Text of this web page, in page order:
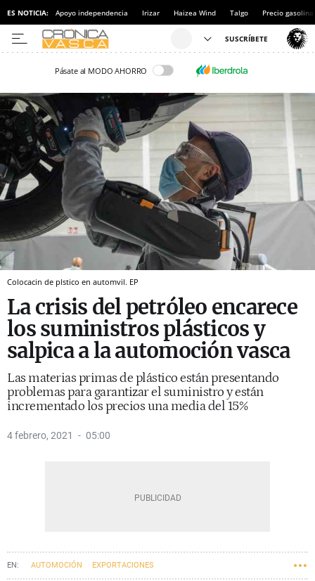
ES NOTICIA: Apoyo independencia Irizar Haizea Wind Talgo Precio gasolina
Pásate al MODO AHORRO
Colocacin de plstico en automvil. EP
La crisis del petróleo encarece
los suministros plásticos y
salpica a la automoción vasca
Las materias primas de plástico están presentando
problemas para garantizar el suministro y están
incrementado los precios una media del 15%
4 febrero, 2021 05:00
AUTOMOCIÓN EXPORTACIONES